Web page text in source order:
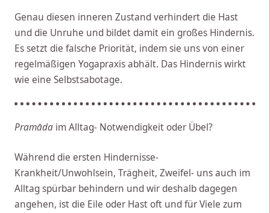
Genau diesen inneren Zustand verhindert die Hast
und die Unruhe und bildet damit ein großes Hindernis.
Es setzt die falsche Priorität, indem sie uns von einer
regelmäßigen Yogapraxis abhält. Das Hindernis wirkt
wie eine Selbstsabotage.
Pramāda im Alltag- Notwendigkeit oder Übel?
Während die ersten Hindernisse-
Krankheit/Unwohlsein, Trägheit, Zweifel- uns auch im
Alltag spürbar behindern und wir deshalb dagegen
angehen, ist die Eile oder Hast oft und für Viele zum